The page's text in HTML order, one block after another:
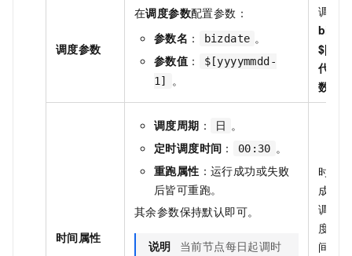
调度参数
在调度参数配置参数：
参数名 ： bizdate 。
参数值 ：
$[yyyymmdd-
1]
。
调度
代码
数预览
时间属性
调度周期 ： 日 。
定时调度时间 ： 00:30 。
重跑属性 ：运行成功或失败
后皆可重跑。
其余参数保持默认即可。
说明
当前节点每日起调时
时间
成方
调度
度周
间设